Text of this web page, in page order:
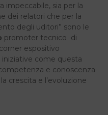
impeccabile, sia per la
dei relatori che per la
degli uditori” sono le
promoter tecnico di
espositivo
iniziative come questa
e conoscenza
crescita e l’evoluzione